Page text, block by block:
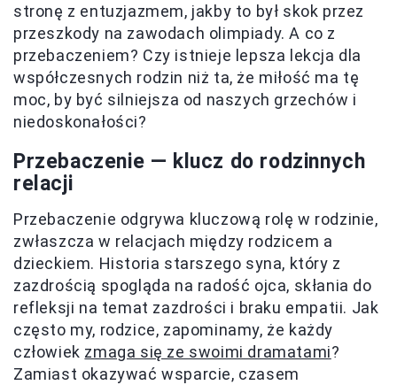
stronę z entuzjazmem, jakby to był skok przez
przeszkody na zawodach olimpiady. A co z
przebaczeniem? Czy istnieje lepsza lekcja dla
współczesnych rodzin niż ta, że miłość ma tę
moc, by być silniejsza od naszych grzechów i
niedoskonałości?
Przebaczenie — klucz do rodzinnych
relacji
Przebaczenie odgrywa kluczową rolę w rodzinie,
zwłaszcza w relacjach między rodzicem a
dzieckiem. Historia starszego syna, który z
zazdrością spogląda na radość ojca, skłania do
refleksji na temat zazdrości i braku empatii. Jak
często my, rodzice, zapominamy, że każdy
człowiek zmaga się ze swoimi dramatami?
Zamiast okazywać wsparcie, czasem